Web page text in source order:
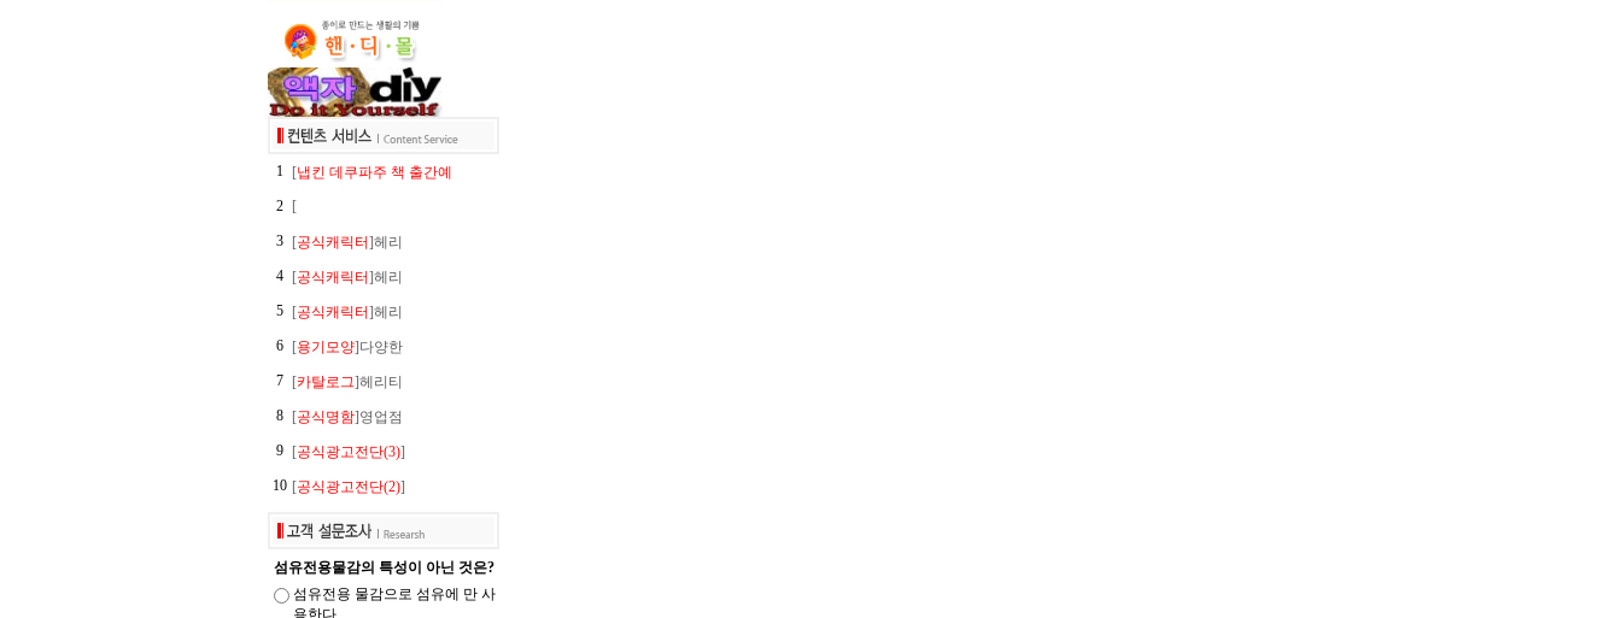
1 [냅킨 데쿠파주 책 출간예
2
[
3 [공식캐릭터]헤리
4
[공식캐릭터]헤리
5
[공식캐릭터]헤리
6
[용기모양]다양한
7
[카탈로그]헤리티
8
[공식명함]영업점
9
[공식광고전단(3)]
10 [공식광고전단(2)]
섬유전용물감의 특성이 아닌 것은?
섬유전용 물감으로 섬유에 만 사
용한다.